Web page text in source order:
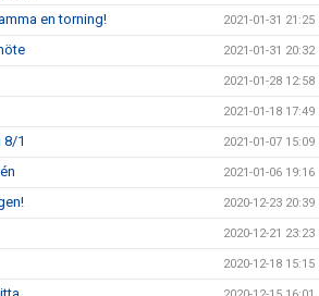
en torning! 2021-01-31 21:25
2021-01-31 20:32
2021-01-28 12:58
2021-01-18 17:49
8/1 2021-01-07 15:09
2021-01-06 19:16
2020-12-23 20:39
2020-12-21 23:23
2020-12-18 15:15